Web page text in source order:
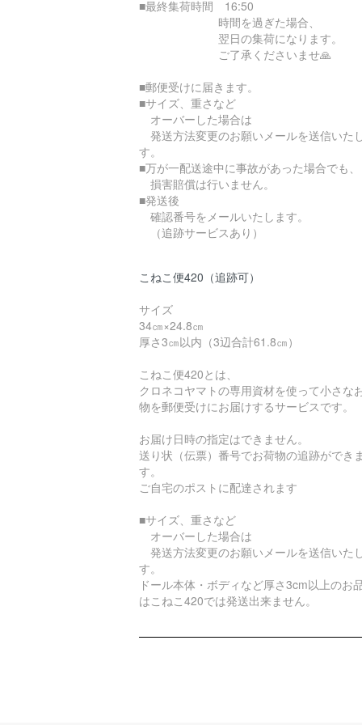
■最終集荷時間 16:50
時間を過ぎた場合、
翌日の集荷になります。
ご了承くださいませ🙏
■郵便受けに届きます。
■サイズ、重さなど
オーバーした場合は
発送方法変更のお願いメールを送信いた
す。
■万が一配送途中に事故があった場合でも、
損害賠償は行いません。
■発送後
確認番号をメールいたします。
（追跡サービスあり）
こねこ便420（追跡可）
サイズ
34㎝×24.8㎝
厚さ3㎝以内（3辺合計61.8㎝）
こねこ便420とは、
クロネコヤマトの専用資材を使って小さな
物を郵便受けにお届けするサービスです。
お届け日時の指定はできません。
送り状（伝票）番号でお荷物の追跡ができま
す。
ご自宅のポストに配達されます
■サイズ、重さなど
オーバーした場合は
発送方法変更のお願いメールを送信いた
す。
ドール本体・ボディなど厚さ3cm以上のお
はこねこ420では発送出来ません。